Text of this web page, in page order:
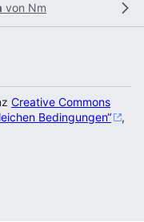
von Nm
Creative Commons
Bedingungen“
,